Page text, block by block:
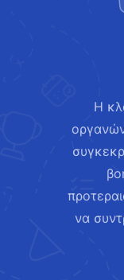
Η
να